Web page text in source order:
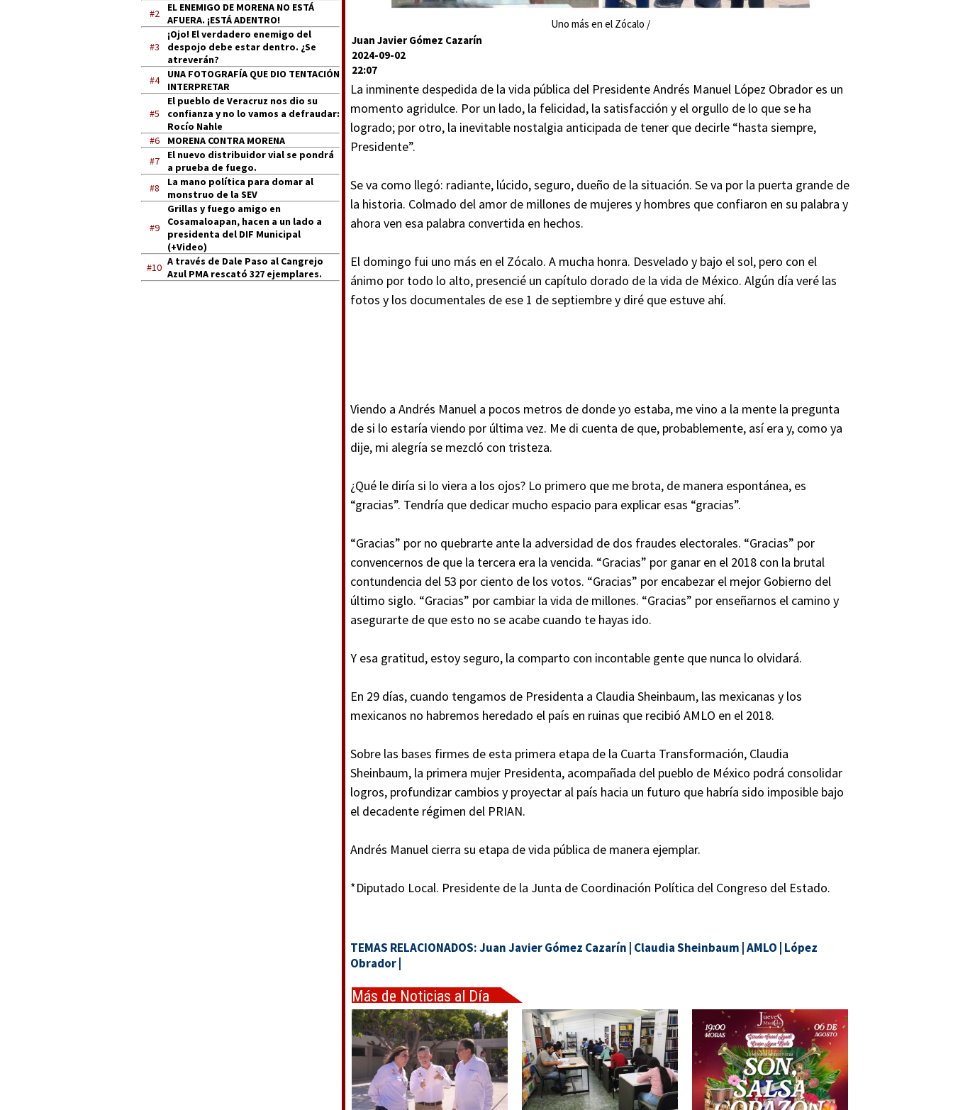
#2
EL ENEMIGO DE MORENA NO ESTÁ
AFUERA. ¡ESTÁ ADENTRO!
#3
¡Ojo! El verdadero enemigo del
despojo debe estar dentro. ¿Se
atreverán?
#4
UNA FOTOGRAFÍA QUE DIO TENTACIÓN
INTERPRETAR
#5
El pueblo de Veracruz nos dio su
confianza y no lo vamos a defraudar:
Rocío Nahle
#6
MORENA CONTRA MORENA
#7
El nuevo distribuidor vial se pondrá
a prueba de fuego.
#8
La mano política para domar al
monstruo de la SEV
#9
Grillas y fuego amigo en
Cosamaloapan, hacen a un lado a
presidenta del DIF Municipal
(+Video)
#10 A través de Dale Paso al Cangrejo
Azul PMA rescató 327 ejemplares.
Uno más en el Zócalo /
Juan Javier Gómez Cazarín
2024-09-02
22:07
La inminente despedida de la vida pública del Presidente Andrés Manuel López Obrador es un
momento agridulce. Por un lado, la felicidad, la satisfacción y el orgullo de lo que se ha
logrado; por otro, la inevitable nostalgia anticipada de tener que decirle “hasta siempre,
Presidente”.
Se va como llegó: radiante, lúcido, seguro, dueño de la situación. Se va por la puerta grande de
la historia. Colmado del amor de millones de mujeres y hombres que confiaron en su palabra y
ahora ven esa palabra convertida en hechos.
El domingo fui uno más en el Zócalo. A mucha honra. Desvelado y bajo el sol, pero con el
ánimo por todo lo alto, presencié un capítulo dorado de la vida de México. Algún día veré las
fotos y los documentales de ese 1 de septiembre y diré que estuve ahí.
Viendo a Andrés Manuel a pocos metros de donde yo estaba, me vino a la mente la pregunta
de si lo estaría viendo por última vez. Me di cuenta de que, probablemente, así era y, como ya
dije, mi alegría se mezcló con tristeza.
¿Qué le diría si lo viera a los ojos? Lo primero que me brota, de manera espontánea, es
“gracias”. Tendría que dedicar mucho espacio para explicar esas “gracias”.
“Gracias” por no quebrarte ante la adversidad de dos fraudes electorales. “Gracias” por
convencernos de que la tercera era la vencida. “Gracias” por ganar en el 2018 con la brutal
contundencia del 53 por ciento de los votos. “Gracias” por encabezar el mejor Gobierno del
último siglo. “Gracias” por cambiar la vida de millones. “Gracias” por enseñarnos el camino y
asegurarte de que esto no se acabe cuando te hayas ido.
Y esa gratitud, estoy seguro, la comparto con incontable gente que nunca lo olvidará.
En 29 días, cuando tengamos de Presidenta a Claudia Sheinbaum, las mexicanas y los
mexicanos no habremos heredado el país en ruinas que recibió AMLO en el 2018.
Sobre las bases firmes de esta primera etapa de la Cuarta Transformación, Claudia
Sheinbaum, la primera mujer Presidenta, acompañada del pueblo de México podrá consolidar
logros, profundizar cambios y proyectar al país hacia un futuro que habría sido imposible bajo
el decadente régimen del PRIAN.
Andrés Manuel cierra su etapa de vida pública de manera ejemplar.
*Diputado Local. Presidente de la Junta de Coordinación Política del Congreso del Estado.
TEMAS RELACIONADOS:Juan Javier Gómez Cazarín Claudia Sheinbaum AMLO López
Obrador
Más de Noticias al Día